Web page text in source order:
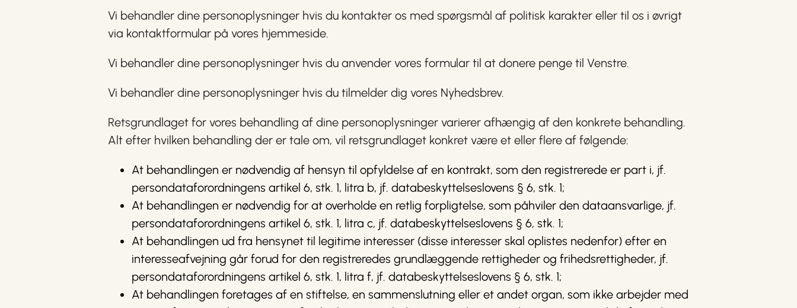
Vi behandler dine personoplysninger hvis du kontakter os med spørgsmål af politisk karakter eller til os i øvrigt
via kontaktformular på vores hjemmeside.
Vi behandler dine personoplysninger hvis du anvender vores formular til at donere penge til Venstre.
Vi behandler dine personoplysninger hvis du tilmelder dig vores Nyhedsbrev.
Retsgrundlaget for vores behandling af dine personoplysninger varierer afhængig af den konkrete behandling.
Alt efter hvilken behandling der er tale om, vil retsgrundlaget konkret være et eller flere af følgende:
At behandlingen er nødvendig af hensyn til opfyldelse af en kontrakt, som den registrerede er part i, jf.
persondataforordningens artikel 6, stk. 1, litra b, jf. databeskyttelseslovens § 6, stk. 1;
At behandlingen er nødvendig for at overholde en retlig forpligtelse, som påhviler den dataansvarlige, jf.
persondataforordningens artikel 6, stk. 1, litra c, jf. databeskyttelseslovens § 6, stk. 1;
At behandlingen ud fra hensynet til legitime interesser (disse interesser skal oplistes nedenfor) efter en
interesseafvejning går forud for den registreredes grundlæggende rettigheder og frihedsrettigheder, jf.
persondataforordningens artikel 6, stk. 1, litra f, jf. databeskyttelseslovens § 6, stk. 1;
At behandlingen foretages af en stiftelse, en sammenslutning eller et andet organ, som ikke arbejder med